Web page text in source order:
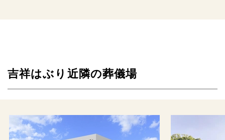
吉祥はぶり近隣の葬儀場